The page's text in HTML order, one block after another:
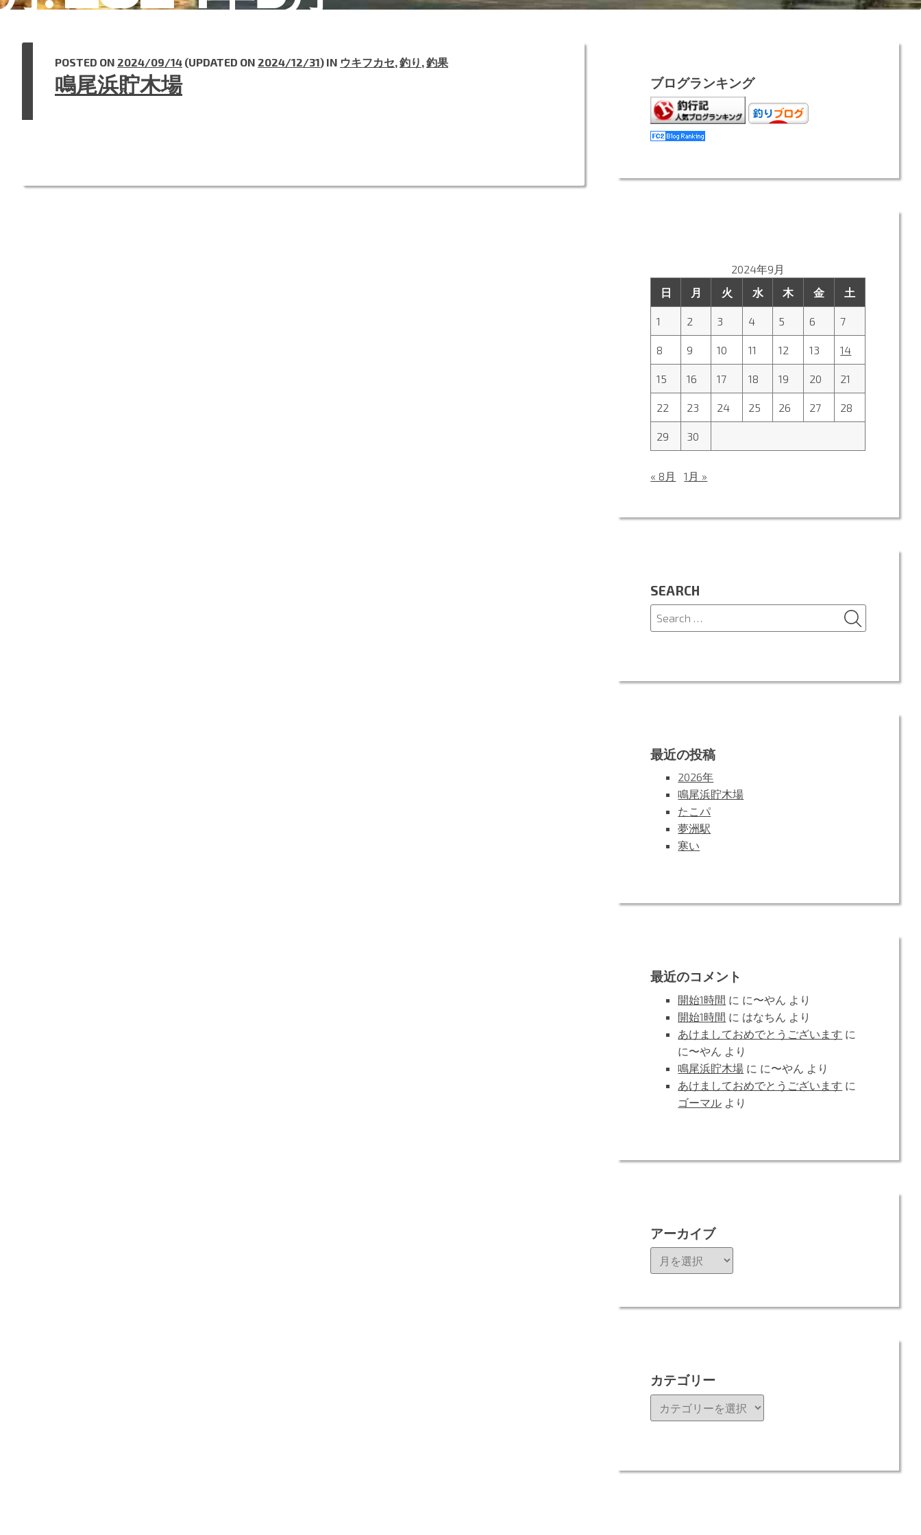
鳴尾浜貯木場
POSTED ON 2024/09/14 (UPDATED ON 2024/12/31) IN ウキフカセ,釣り ,釣果
ブログランキング
2024年9月
日
月 火 水 木 金 土
1 2 3 4 5 6 7
8 9 10 11 12 13 14
15 16 17 18 19 20 21
22 23 24 25 26 27 28
29 30
« 8月 1月 »
SEARCH
Search
for:
SEARCH
最近の投稿
2026年
鳴尾浜貯木場
たこパ
夢洲駅
寒い
最近のコメント
開始1時間 に に〜やん
より
開始1時間 に はなちん
より
あけましておめでとうございます に
に〜やん
より
鳴尾浜貯木場 に に〜やん
より
あけましておめでとうございます に
ゴーマル より
アーカイブ
ー
イ
カテゴリー
テ
ー